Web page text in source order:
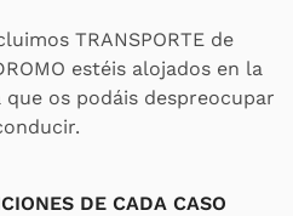
TRANSPORTE de
estéis alojados en la
os podáis despreocupar
DE CADA CASO